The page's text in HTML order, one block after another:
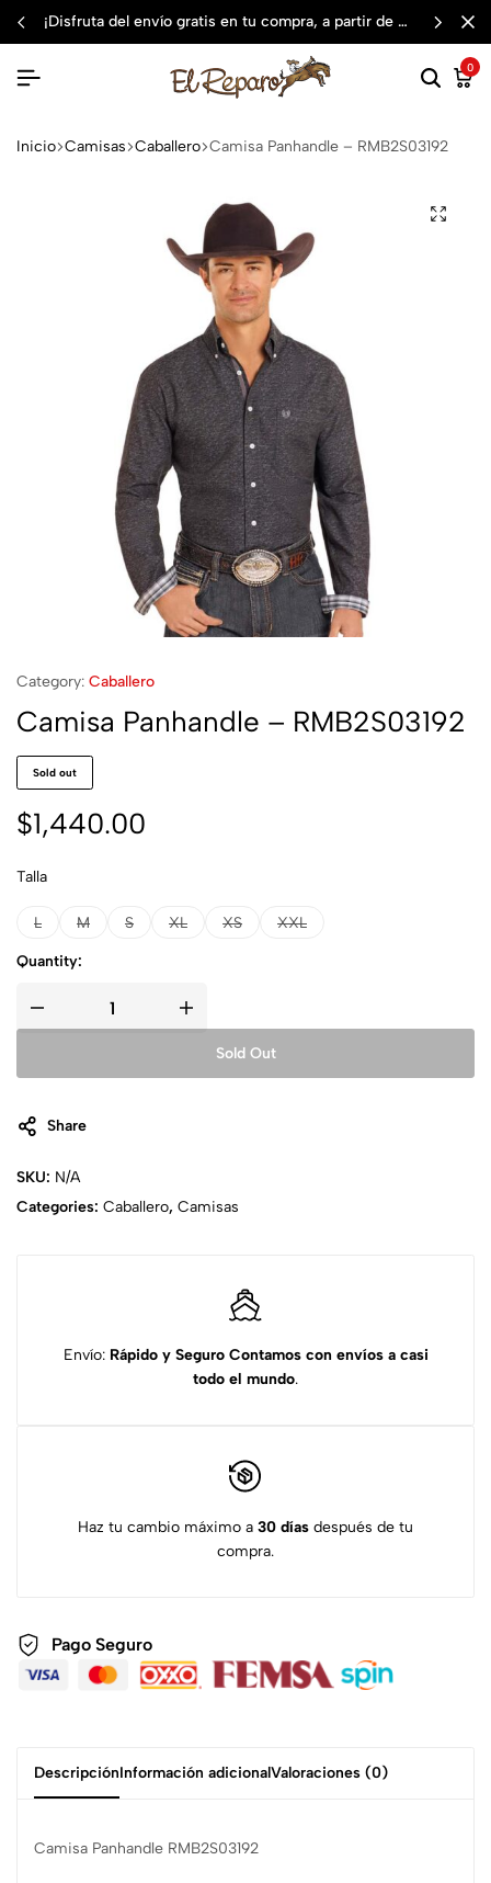
¡disfruta del envío gratis en tu compra, a partir de $3,000 mxn
0
Inicio Camisas Caballero Camisa Panhandle – RMB2S03192
Category: Caballero
Camisa Panhandle – RMB2S03192
Sold out
$1,440.00
Talla
L M S XL XS XXL
Quantity:
Sold Out
Share
SKU: N/A
Categories: Caballero, Camisas
Envío: Rápido y Seguro Contamos con envíos a casi
todo el mundo.
Haz tu cambio máximo a 30 días después de tu
compra.
Pago Seguro
DescripciónInformación adicionalValoraciones (0)
Camisa Panhandle RMB2S03192